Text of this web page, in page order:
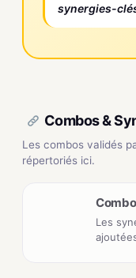
synergies-
Combos &
Les combos validés
répertoriés ici.
Les